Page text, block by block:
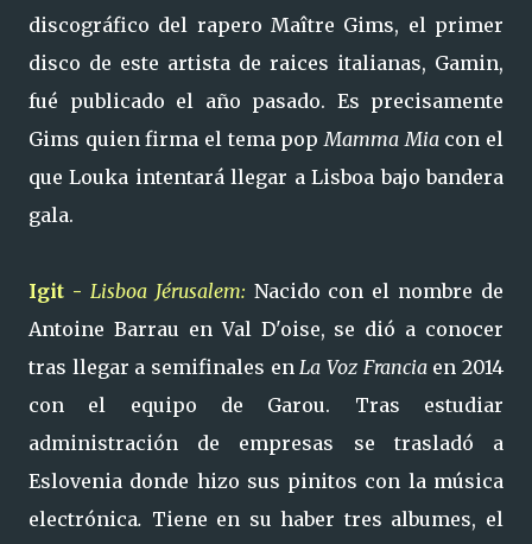
discográfico del rapero Maître Gims, el primer
disco de este artista de raices italianas, Gamin,
fué publicado el año pasado. Es precisamente
Gims quien firma el tema popMamma Miacon el
que Louka intentará llegar a Lisboa bajo bandera
gala.
Igit - Lisboa Jérusalem: Nacido con el nombre de
Antoine Barrau en Val D'oise, se dió a conocer
tras llegar a semifinales enLa Voz Franciaen 2014
con el equipo de Garou.
Tras estudiar
administración de empresas se trasladó a
Eslovenia donde hizo sus pinitos con la música
electrónica. Tiene en su haber tres albumes, el